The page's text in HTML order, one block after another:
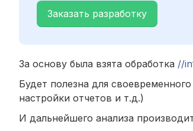
Заказать разработку
За основу была взята обработка //
Будет полезна для
настройки отчетов и т.д.)
И дальнейшего анализа